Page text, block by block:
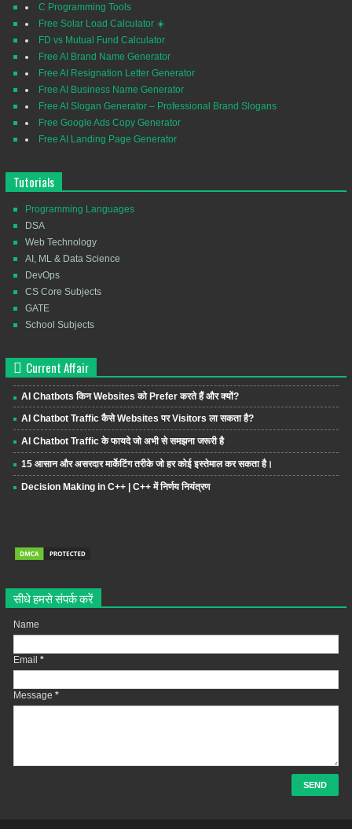
C Programming Tools
Free Solar Load Calculator ☀️
FD vs Mutual Fund Calculator
Free AI Brand Name Generator
Free AI Resignation Letter Generator
Free AI Business Name Generator
Free AI Slogan Generator – Professional Brand Slogans
Free Google Ads Copy Generator
Free AI Landing Page Generator
Tutorials
Programming Languages
DSA
Web Technology
AI, ML & Data Science
DevOps
CS Core Subjects
GATE
School Subjects
Current Affair
AI Chatbots किन Websites को Prefer करते हैं और क्यों?
AI Chatbot Traffic कैसे Websites पर Visitors ला सकता है?
AI Chatbot Traffic के फायदे जो अभी से समझना जरूरी है
15 आसान और असरदार मार्केटिंग तरीके जो हर कोई इस्तेमाल कर सकता है।
Decision Making in C++ | C++ में निर्णय नियंत्रण
सीधे हमसे संपर्क करें
Name
Email *
Message *